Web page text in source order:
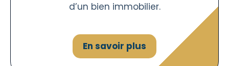
d’un bien immobilier.
En savoir plus